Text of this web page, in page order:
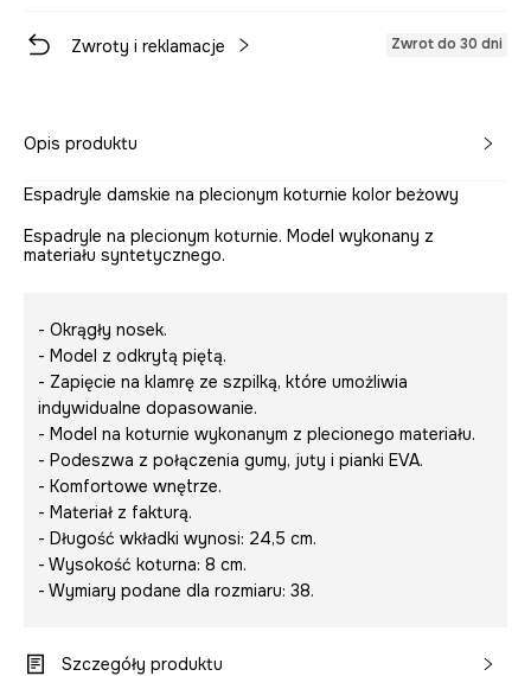
Zwroty i reklamacje Zwrot do 30 dni
Opis produktu
Espadryle damskie na plecionym koturnie kolor beżowy
Espadryle na plecionym koturnie. Model wykonany z
materiału syntetycznego.
- Okrągły nosek.
- Model z odkrytą piętą.
- Zapięcie na klamrę ze szpilką, które umożliwia
indywidualne dopasowanie.
- Model na koturnie wykonanym z plecionego materiału.
- Podeszwa z połączenia gumy, juty i pianki EVA.
- Komfortowe wnętrze.
- Materiał z fakturą.
- Długość wkładki wynosi: 24,5 cm.
- Wysokość koturna: 8 cm.
- Wymiary podane dla rozmiaru: 38.
Szczegóły produktu